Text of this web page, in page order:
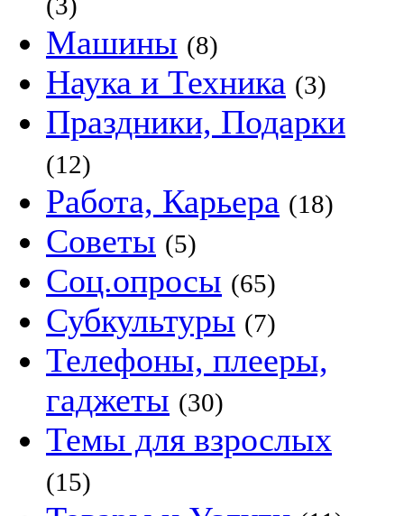
Машины (8)
Наука и Техника (3)
Праздники, Подарки
(12)
Работа, Карьера (18)
Советы (5)
Соц.опросы (65)
Субкультуры (7)
Телефоны, плееры,
гаджеты (30)
Темы для взрослых
(15)